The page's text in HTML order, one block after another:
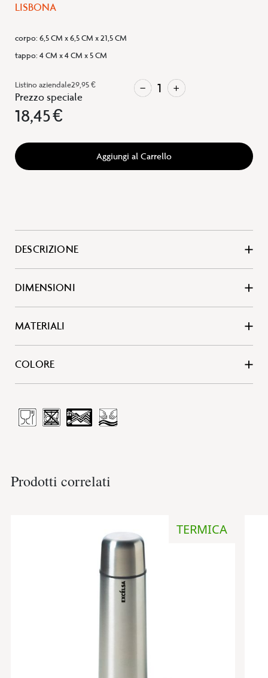
Listino aziendale29,95 €
Prezzo speciale
18,45 €
corpo: 6,5 CM x 6,5 CM x 21,5 CM
tappo: 4 CM x 4 CM x 5 CM
Aggiungi al Carrello
DESCRIZIONE
DIMENSIONI
MATERIALI
COLORE
LISBONA
Prodotti correlati
TERMICAAggiungi